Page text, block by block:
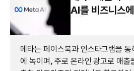
AI를 비즈니스
메타는 페이스북과 인스타그램을
에 녹이며, 주로 온라인 광고로 매출